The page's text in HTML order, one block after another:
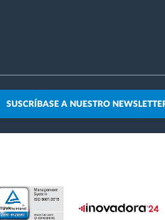
SUSCRÍBASE A NUESTRO